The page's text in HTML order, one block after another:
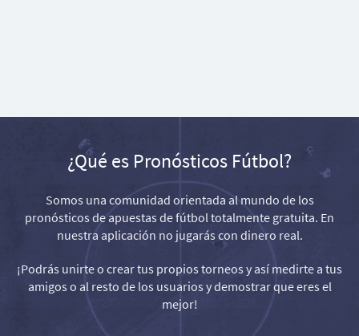
¿Qué es Pronósticos Fútbol?
Somos una comunidad orientada al mundo de los
pronósticos de apuestas de fútbol totalmente gratuita. En
nuestra aplicación no jugarás con dinero real.
¡Podrás unirte o crear tus propios torneos y así medirte a tus
amigos o al resto de los usuarios y demostrar que eres el
mejor!